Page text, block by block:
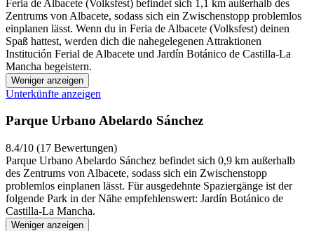
Feria de Albacete (Volksfest) befindet sich 1,1 km außerhalb des
Zentrums von Albacete, sodass sich ein Zwischenstopp problemlos
einplanen lässt. Wenn du in Feria de Albacete (Volksfest) deinen
Spaß hattest, werden dich die nahegelegenen Attraktionen
Institución Ferial de Albacete und Jardín Botánico de Castilla-La
Mancha begeistern.
Weniger anzeigen
Unterkünfte anzeigen
Parque Urbano Abelardo Sánchez
8.4/10 (17 Bewertungen)
Parque Urbano Abelardo Sánchez befindet sich 0,9 km außerhalb
des Zentrums von Albacete, sodass sich ein Zwischenstopp
problemlos einplanen lässt. Für ausgedehnte Spaziergänge ist der
folgende Park in der Nähe empfehlenswert: Jardín Botánico de
Castilla-La Mancha.
Weniger anzeigen